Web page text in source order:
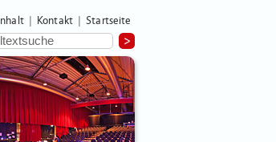
Inhalt Kontakt Startseite